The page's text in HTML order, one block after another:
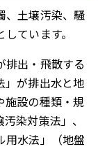
、土壌汚染、騒
ています。
排出・飛散する
」が排出水と地
施設の種類・規
染対策法」、
用水法」（地盤